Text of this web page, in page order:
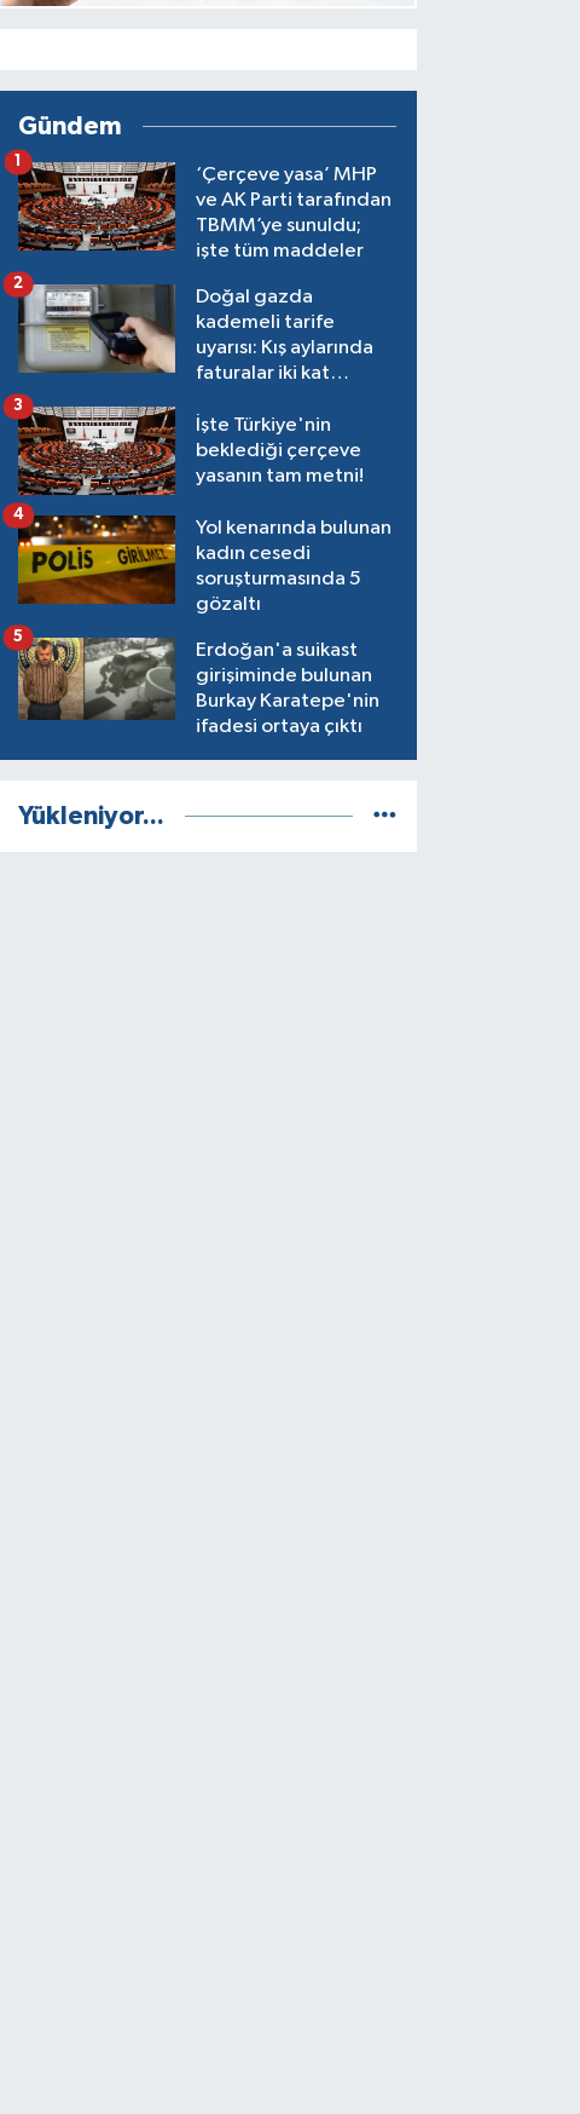
Gündem
‘Çerçeve yasa’ MHP
ve AK Parti tarafından
TBMM’ye sunuldu;
işte tüm maddeler
1
Doğal gazda
kademeli tarife
uyarısı: Kış aylarında
faturalar iki kat
2
İşte Türkiye'nin
beklediği çerçeve
yasanın tam metni!
3
Yol kenarında bulunan
kadın cesedi
soruşturmasında 5
gözaltı
4
Erdoğan'a suikast
girişiminde bulunan
Burkay Karatepe'nin
ifadesi ortaya çıktı
5
Yükleniyor...